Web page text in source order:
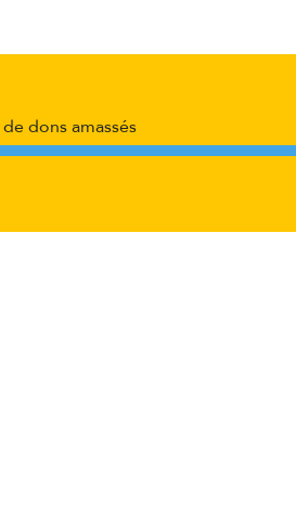
de dons amassés